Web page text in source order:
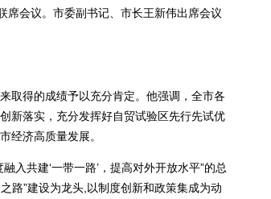
会议。市委副书记、市长王新伟出席会议
得的成绩予以充分肯定。他强调，全市各
新落实，充分发挥好自贸试验区先行先试优
经济高质量发展。
共建‘一带一路’，提高对外开放水平”的总
路”建设为龙头,以制度创新和政策集成为动